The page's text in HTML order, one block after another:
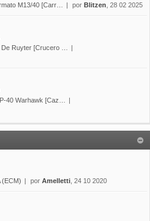
M13/40 [Carr… por Blitzen , 28 02 2025
De Ruyter [Crucero …
40 Warhawk [Caz…
(ECM) por Amelletti , 24 10 2020